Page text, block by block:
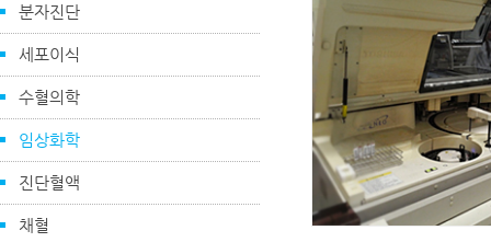
분자진단
세포이식
수혈의학
임상화학
진단혈액
채혈